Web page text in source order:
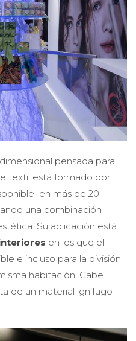
pensada para
textil está formado por
en más de 20
una combinación
Su aplicación está
en los que el
e incluso para la división
habitación. Cabe
de un material ignífugo